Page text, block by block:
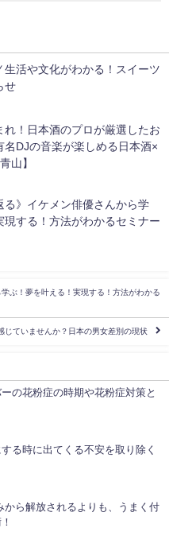
生活や文化がわかる！スイーツ
せ
れ！日本酒のプロが厳選したお
名DJの音楽が楽しめる日本酒×
山】
る》イケメン俳優さんから学
現する！方法がわかるセミナー
ぶ！夢を叶える！実現する！方法がわかる
じていませんか？日本の男女差別の現状
の花粉症の時期や花粉症対策と
る時に出てくる不安を取り除く
から解放されるよりも、うまく付